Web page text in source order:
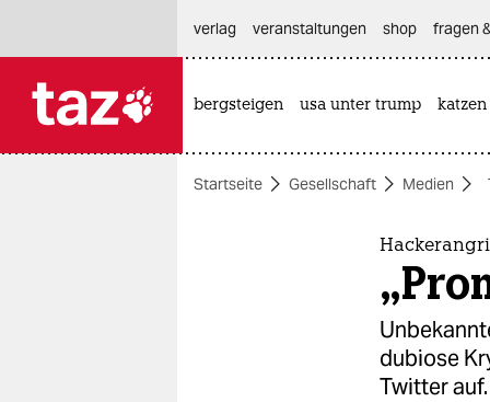
themen
verlag
veranstaltungen shop fragen
bergsteigen usa unter trump katzen
Startseite Gesellschaft Medien
dubiose
Twitter auf.